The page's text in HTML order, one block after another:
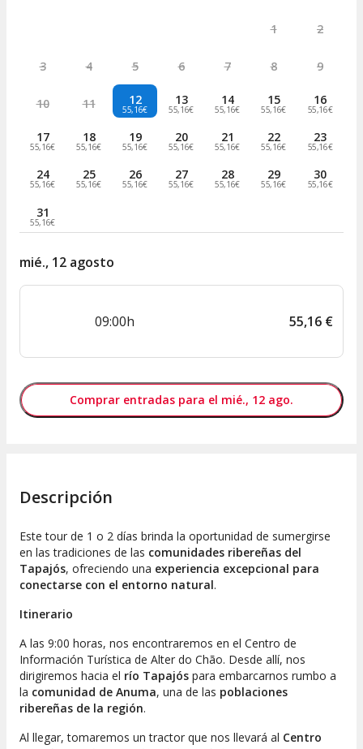
1 2
3 4 5 6 7 8 9
10 11 12
55,16€
13
55,16€
14
55,16€
15
55,16€
16
55,16€
17
55,16€
18
55,16€
19
55,16€
20
55,16€
21
55,16€
22
55,16€
23
55,16€
24
55,16€
25
55,16€
26
55,16€
27
55,16€
28
55,16€
29
55,16€
30
55,16€
31
55,16€
mié., 12 agosto
09:00h 55,16 €
Comprar entradas para el mié., 12 ago.
Descripción
Este tour de 1 o 2 días brinda la oportunidad de sumergirse
en las tradiciones de las comunidades ribereñas del
Tapajós, ofreciendo una experiencia excepcional para
conectarse con el entorno natural.
Itinerario
A las 9:00 horas, nos encontraremos en el Centro de
Información Turística de Alter do Chão. Desde allí, nos
dirigiremos hacia el río Tapajós para embarcarnos rumbo a
la comunidad de Anuma, una de las poblaciones
ribereñas de la región.
Al llegar, tomaremos un tractor que nos llevará al Centro